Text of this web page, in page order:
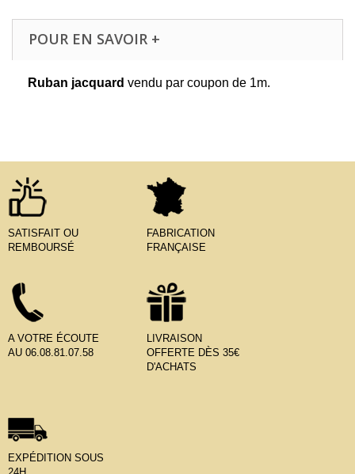
POUR EN SAVOIR +
Ruban jacquard vendu par coupon de 1m.
SATISFAIT OU
REMBOURSÉ
FABRICATION
FRANÇAISE
A VOTRE ÉCOUTE
AU 06.08.81.07.58
LIVRAISON
OFFERTE DÈS 35€
D'ACHATS
EXPÉDITION SOUS